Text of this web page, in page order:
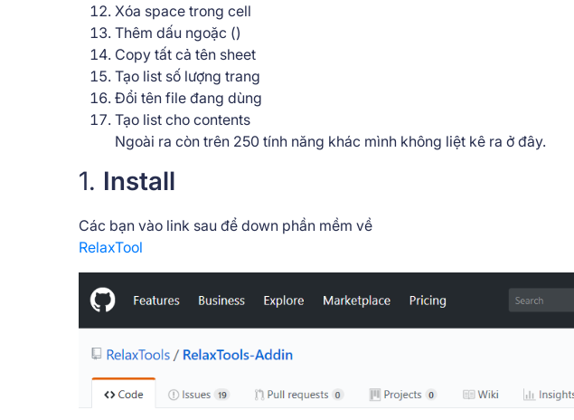
Xóa space trong cell
Thêm dấu ngoặc ()
Copy tất cả tên sheet
Tạo list số lượng trang
Đổi tên file đang dùng
Tạo list cho contents
Ngoài ra còn trên 250 tính năng khác mình không liệt kê ra ở đây.
1. Install
Các bạn vào link sau để down phần mềm về
RelaxTool